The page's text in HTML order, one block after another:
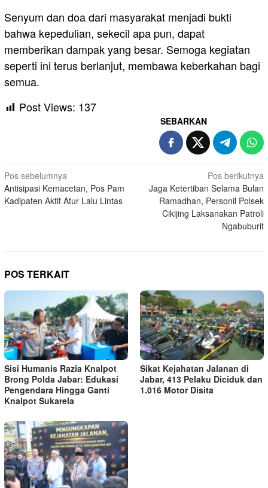
Senyum dan doa dari masyarakat menjadi bukti
bahwa kepedulian, sekecil apa pun, dapat
memberikan dampak yang besar. Semoga kegiatan
seperti ini terus berlanjut, membawa keberkahan bagi
semua.
Post Views: 137
SEBARKAN
Navigasi
pos
Pos sebelumnya
Antisipasi Kemacetan, Pos Pam
Kadipaten Aktif Atur Lalu Lintas
Pos berikutnya
Jaga Ketertiban Selama Bulan
Ramadhan, Personil Polsek
Cikijing Laksanakan Patroli
Ngabuburit
POS TERKAIT
Sisi Humanis Razia Knalpot
Brong Polda Jabar: Edukasi
Pengendara Hingga Ganti
Knalpot Sukarela
Sikat Kejahatan Jalanan di
Jabar, 413 Pelaku Diciduk dan
1.016 Motor Disita